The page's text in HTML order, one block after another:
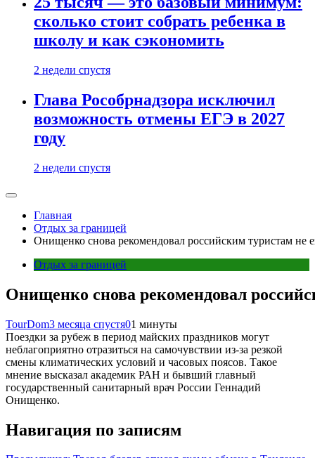
сколько стоит собрать ребенка в
школу и как сэкономить
2 недели спустя
Глава Рособрнадзора исключил
возможность отмены ЕГЭ в 2027
году
2 недели спустя
Главная
Отдых за границей
Онищенко снова рекомендовал российским туристам не
Отдых за границей
Онищенко снова рекомендовал
TourDom3 месяца спустя01 минуты
Поездки за рубеж в период майских праздников могут
неблагоприятно отразиться на самочувствии из-за резкой
смены климатических условий и часовых поясов. Такое
мнение высказал академик РАН и бывший главный
государственный санитарный врач России Геннадий
Онищенко.
Навигация по записям